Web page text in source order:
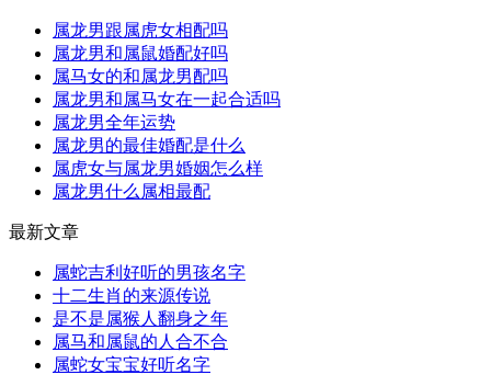
属龙男跟属虎女相配吗
属龙男和属鼠婚配好吗
属马女的和属龙男配吗
属龙男和属马女在一起合适吗
属龙男全年运势
属龙男的最佳婚配是什么
属虎女与属龙男婚姻怎么样
属龙男什么属相最配
最新文章
属蛇吉利好听的男孩名字
十二生肖的来源传说
是不是属猴人翻身之年
属马和属鼠的人合不合
属蛇女宝宝好听名字